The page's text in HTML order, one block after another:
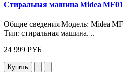
Стиральная машина Midea
Общие сведения Модель: Midea
Тип: стиральная машина. ..
24 999 РУБ
Купить